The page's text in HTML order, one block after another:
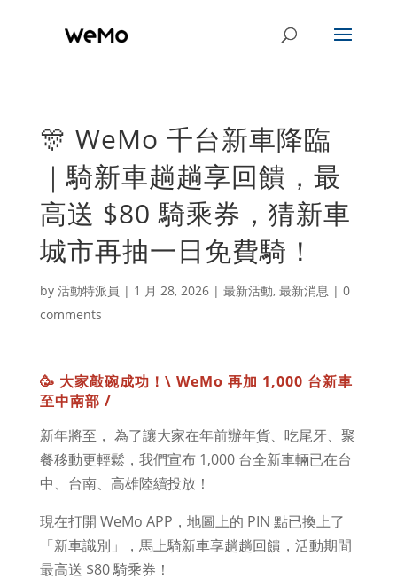
🎊 WeMo 千台新車降臨
｜騎新車趟趟享回饋，最
高送 $80 騎乘券，猜新車
城市再抽一日免費騎！
by 活動特派員 | 1 月 28, 2026| 最新活動, 最新消息 | 0
comments
🥳 大家敲碗成功！\ WeMo 再加 1,000 台新車
至中南部 /
新年將至， 為了讓大家在年前辦年貨、吃尾牙、聚
餐移動更輕鬆，我們宣布 1,000 台全新車輛已在台
中、台南、高雄陸續投放！
現在打開 WeMo APP，地圖上的 PIN 點已換上了
「新車識別」，馬上騎新車享趟趟回饋，活動期間
最高送 $80 騎乘券！